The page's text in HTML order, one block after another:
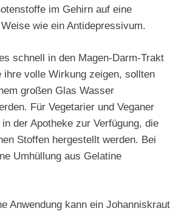
im Gehirn auf eine
wie ein Antidepressivum.
schnell in den Magen-Darm-Trakt
ihre volle Wirkung zeigen, sollten
großen Glas Wasser
Für Vegetarier und Veganer
der Apotheke zur Verfügung, die
Stoffen hergestellt werden. Bei
Umhüllung aus Gelatine
Anwendung kann ein Johanniskraut